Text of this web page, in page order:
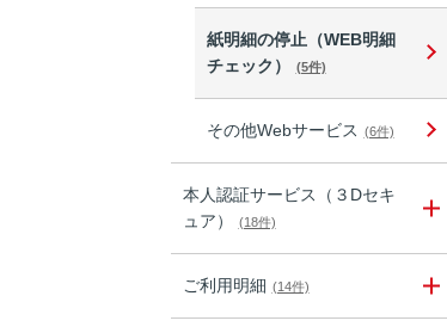
紙明細の停止（WEB明細
チェック）
(5件)
その他Webサービス (6件)
本人認証サービス（３Dセキ
ュア）
(18件)
ご利用明細 (14件)